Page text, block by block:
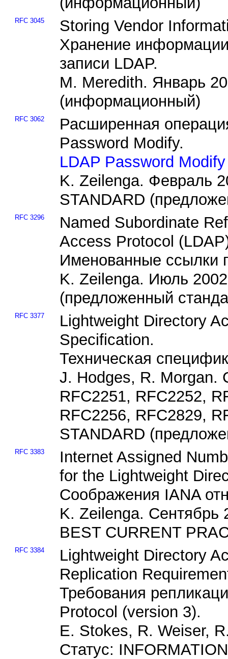
RFC 3045
Storing Vendor
Хранение информации
записи LDAP.
M. Meredith. Январь
(информационный)
RFC 3062
Расширенная
Password Modify.
LDAP Password
K. Zeilenga. Февраль
STANDARD
RFC 3296
Named Subordinate
Access Protocol
Именованные ссылки
K. Zeilenga. Июль
(предложенный
RFC 3377
Lightweight Directory
Specification.
Техническая
J. Hodges, R. Morgan.
RFC2251, RFC2252,
RFC2256, RFC2829,
STANDARD
RFC 3383
Internet Assigned
for the Lightweight
Соображения IANA
K. Zeilenga. Сентябрь
BEST CURRENT
RFC 3384
Lightweight Directory
Replication
Требования
Protocol (version 3).
E. Stokes, R. Weiser,
Статус: